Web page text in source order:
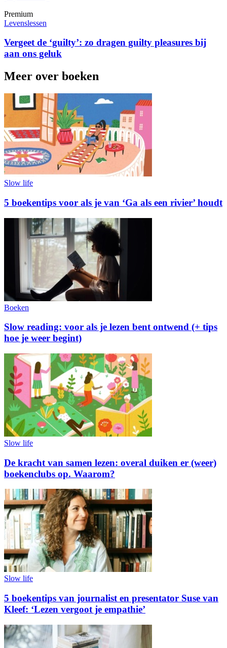
Premium
Levenslessen
Vergeet de ‘guilty’: zo dragen guilty pleasures bij
aan ons geluk
Meer over boeken
Slow life
5 boekentips voor als je van ‘Ga als een rivier’ houdt
Boeken
Slow reading: voor als je lezen bent ontwend (+ tips
hoe je weer begint)
Slow life
De kracht van samen lezen: overal duiken er (weer)
boekenclubs op. Waarom?
Slow life
5 boekentips van journalist en presentator Suse van
Kleef: ‘Lezen vergoot je empathie’